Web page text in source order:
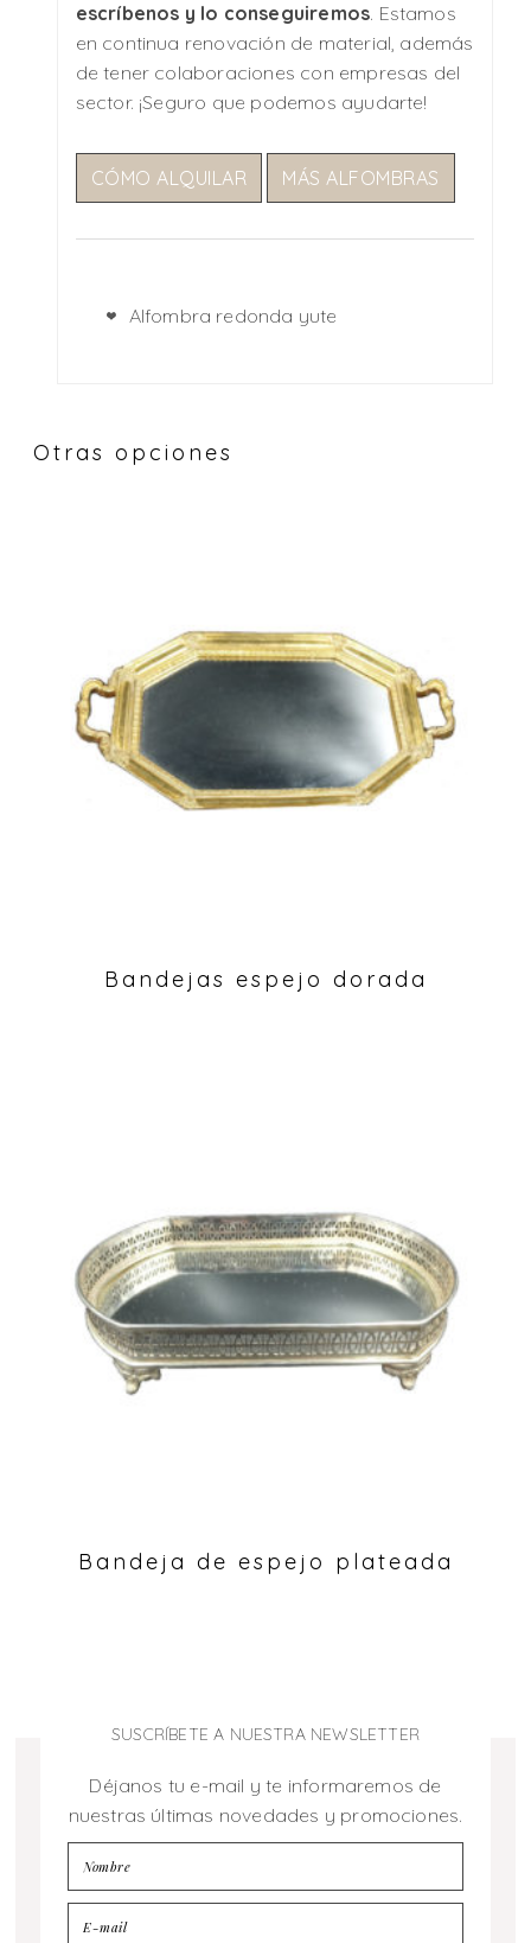
escríbenos y lo conseguiremos. Estamos
en continua renovación de material, además
de tener colaboraciones con empresas del
sector. ¡Seguro que podemos ayudarte!
CÓMO ALQUILAR MÁS ALFOMBRAS
Alfombra redonda yute
Otras opciones
Bandejas espejo dorada
Bandeja de espejo plateada
SUSCRÍBETE A NUESTRA NEWSLETTER
Déjanos tu e-mail y te informaremos de
nuestras últimas novedades y promociones.